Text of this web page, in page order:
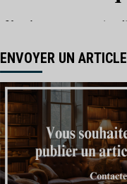
ENVOYER UN ARTICLE